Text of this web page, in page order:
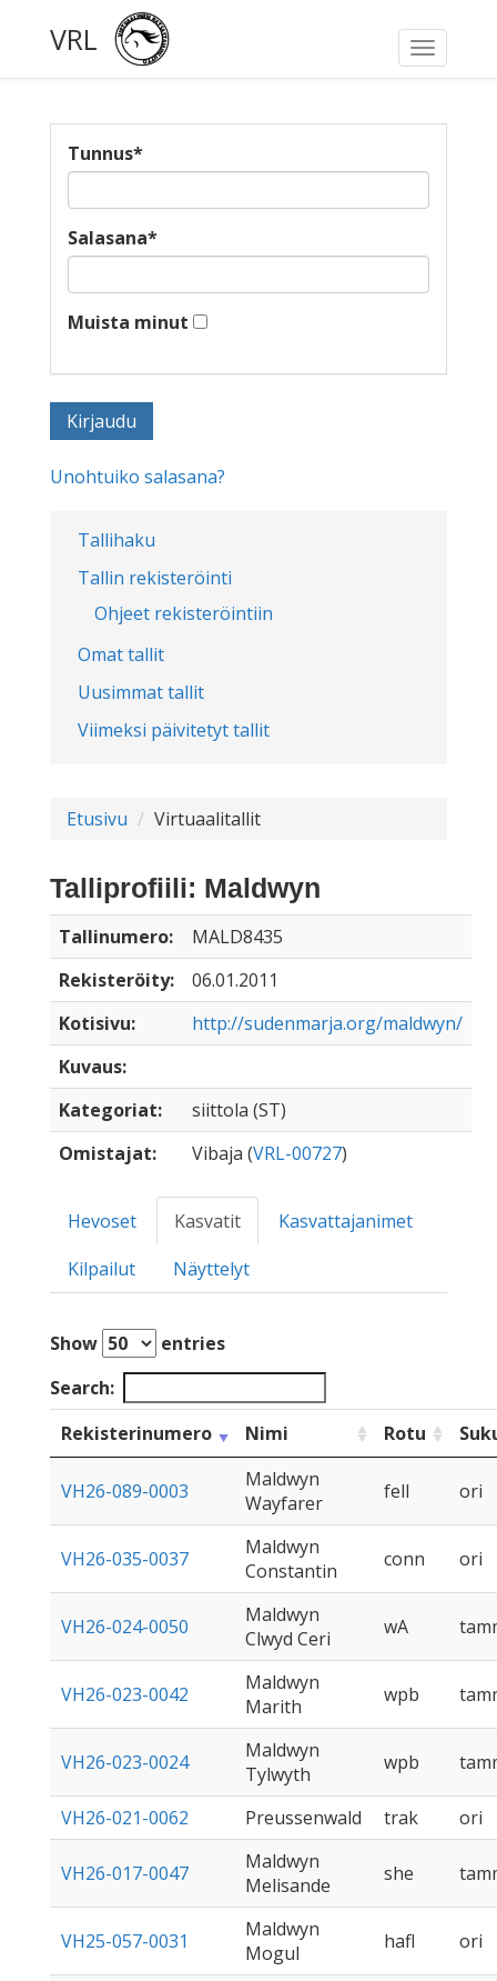
Toggle
VRL
Tallihaku
Tallin rekisteröinti
Ohjeet rekisteröintiin
Omat tallit
Uusimmat tallit
Viimeksi päivitetyt tallit
Tunnus*
Salasana*
Muista minut
Unohtuiko salasana?
Etusivu Virtuaalitallit
Talliprofiili: Maldwyn
Tallinumero:
MALD8435
Rekisteröity:
06.01.2011
Kotisivu:
http://sudenmarja.org/maldwyn/
Kuvaus:
Kategoriat:
siittola (ST)
Omistajat:
Vibaja (VRL-00727)
Hevoset Kasvatit
Kasvattajanimet
Kilpailut
Näyttelyt
Show
entries
Search:
Rekisterinumero
Nimi Rotu
VH26-089-0003
Maldwyn
Wayfarer
fell ori
VH26-035-0037
Maldwyn
Constantin
conn ori
VH26-024-0050
Maldwyn
Clwyd Ceri
wA
VH26-023-0042
Maldwyn
Marith
wpb
VH26-023-0024
Maldwyn
Tylwyth
wpb
VH26-021-0062 Preussenwald trak ori
VH26-017-0047
Maldwyn
Melisande
she
VH25-057-0031
Maldwyn
Mogul
hafl ori